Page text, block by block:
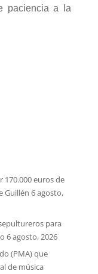
paciencia a la
euros de
Guillén 6 agosto,
para
6 agosto, 2026
(PMA) que
de música